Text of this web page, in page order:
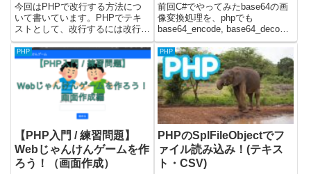
今回はPHPで改行する方法につ
いて書いています。PHPでテキ
ストとして、改行するには改行コ
ードを入れてあげると良いです。
またnl2br関数を使うと、改行コ
ードの前にbrタグを入れてくれま
す。PHPで改行する(テキスト・
メール）テキストやメー...
前回C#でやってみたbase64の画
像変換処理を、phpでも
base64_encode, base64_decode
関数を使って試してみました。こ
の記事では
encode(base64_encode)の方だけ
記載しています。encodeするb...
PHP
【PHP入門 / 練習問題】
Webじゃんけんゲームを作
ろう！（画面作成）
PHP
PHPのSplFileObjectでフ
ァイル読み込み！(テキス
ト・CSV)